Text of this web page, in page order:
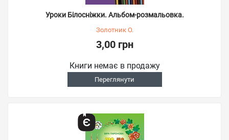
Уроки Білосніжки. Альбом-розмальовка.
Золотник О.
3,00 грн
Книги немає в продажу
Переглянути